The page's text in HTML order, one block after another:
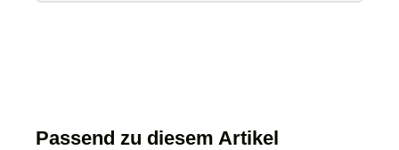
Passend zu diesem Artikel